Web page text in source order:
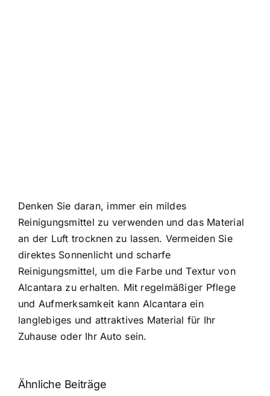
Denken Sie daran, immer ein mildes
Reinigungsmittel zu verwenden und das Material
an der Luft trocknen zu lassen. Vermeiden Sie
direktes Sonnenlicht und scharfe
Reinigungsmittel, um die Farbe und Textur von
Alcantara zu erhalten. Mit regelmäßiger Pflege
und Aufmerksamkeit kann Alcantara ein
langlebiges und attraktives Material für Ihr
Zuhause oder Ihr Auto sein.
Ähnliche Beiträge